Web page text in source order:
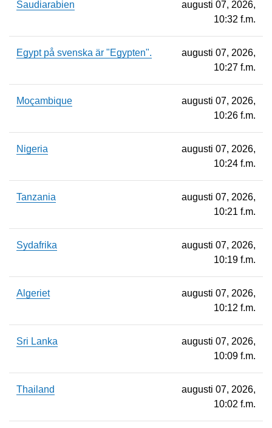
Saudiarabien
augusti 07, 2026,
10:32 f.m.
Egypt på svenska är "Egypten".
augusti 07, 2026,
10:27 f.m.
Moçambique
augusti 07, 2026,
10:26 f.m.
Nigeria
augusti 07, 2026,
10:24 f.m.
Tanzania
augusti 07, 2026,
10:21 f.m.
Sydafrika
augusti 07, 2026,
10:19 f.m.
Algeriet
augusti 07, 2026,
10:12 f.m.
Sri Lanka
augusti 07, 2026,
10:09 f.m.
Thailand
augusti 07, 2026,
10:02 f.m.